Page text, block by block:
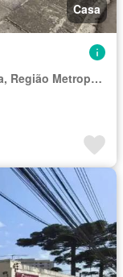
Casa
Região Geográfica Imediata de Curitiba, Região Metropolitana de Curitiba